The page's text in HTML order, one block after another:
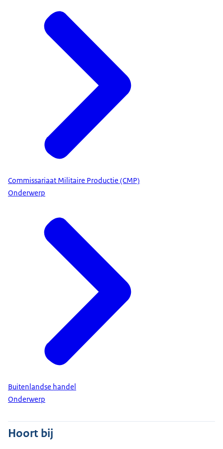
Commissariaat Militaire Productie (CMP)
Onderwerp
Buitenlandse handel
Onderwerp
Hoort bij